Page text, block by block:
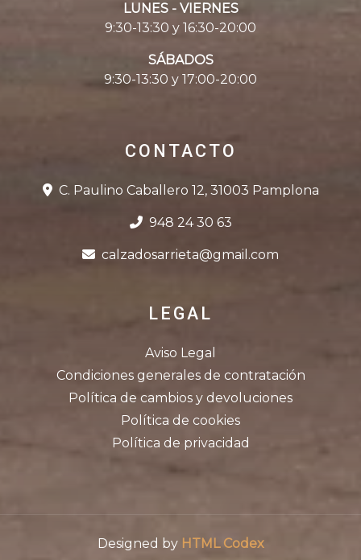
LUNES - VIERNES
9:30-13:30 y 16:30-20:00
SÁBADOS
9:30-13:30 y 17:00-20:00
CONTACTO
C. Paulino Caballero 12, 31003 Pamplona
948 24 30 63
calzadosarrieta@gmail.com
LEGAL
Aviso Legal
Condiciones generales de contratación
Política de cambios y devoluciones
Política de cookies
Política de privacidad
Designed by HTML Codex